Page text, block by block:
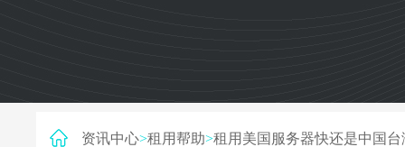
资讯中心>租用帮助>租用美国服务器快还是中国